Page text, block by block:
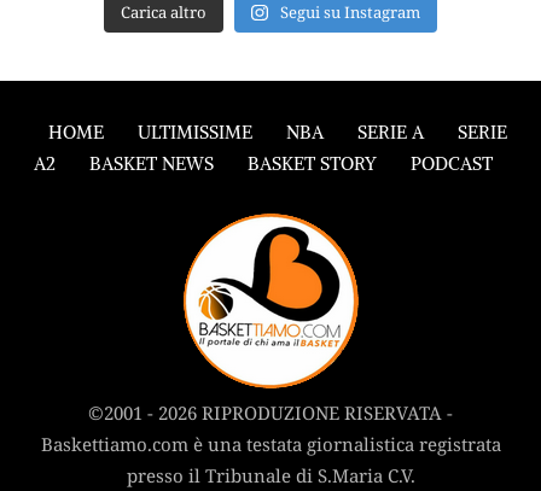
Carica altro Segui su Instagram
HOME ULTIMISSIME NBA SERIE A
SERIE
A2
BASKET NEWS BASKET STORY PODCAST
©2001 - 2026 RIPRODUZIONE RISERVATA -
Baskettiamo.com è una testata giornalistica registrata
presso il Tribunale di S.Maria C.V.